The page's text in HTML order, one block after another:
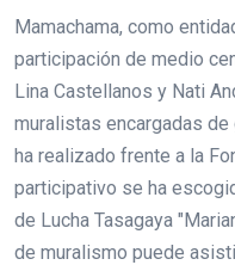
Mamachama, como
participación de medio
Lina Castellanos y Nati
muralistas encargadas de
ha realizado frente a la
participativo se ha
de Lucha Tasagaya
de muralismo puede